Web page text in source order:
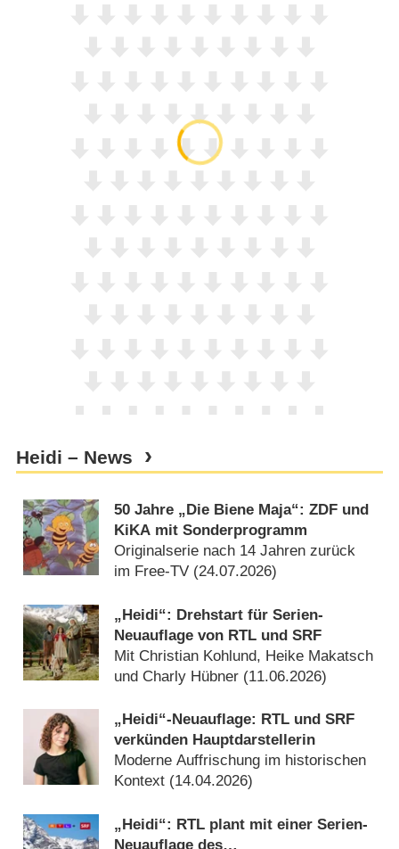
Heidi – News
50 Jahre „Die Biene Maja“: ZDF und
KiKA mit Sonderprogramm
Originalserie nach 14 Jahren zurück
im Free-TV (24.07.2026)
„Heidi“: Drehstart für Serien-
Neuauflage von RTL und SRF
Mit Christian Kohlund, Heike Makatsch
und Charly Hübner (11.06.2026)
„Heidi“-Neuauflage: RTL und SRF
verkünden Hauptdarstellerin
Moderne Auffrischung im historischen
Kontext (14.04.2026)
„Heidi“: RTL plant mit einer Serien-
Neuauflage des